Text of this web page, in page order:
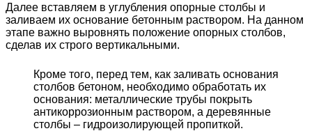
Далее вставляем в углубления опорные столбы и
заливаем их основание бетонным раствором. На данном
этапе важно выровнять положение опорных столбов,
сделав их строго вертикальными.
Кроме того, перед тем, как заливать основания
столбов бетоном, необходимо обработать их
основания: металлические трубы покрыть
антикоррозионным раствором, а деревянные
столбы – гидроизолирующей пропиткой.